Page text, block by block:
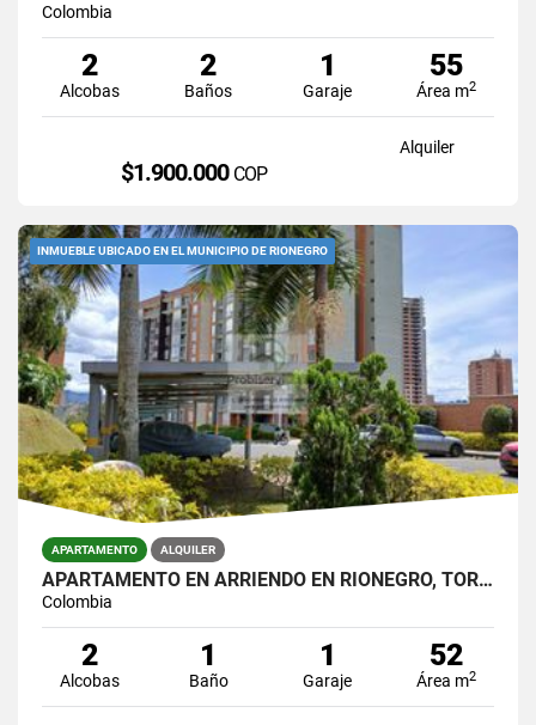
Colombia
2
Alcobas
2
Baños
1
Garaje
55
Área m2
Alquiler
$1.900.000 COP
INMUEBLE UBICADO EN EL MUNICIPIO DE RIONEGRO
APARTAMENTO ALQUILER
APARTAMENTO EN ARRIENDO EN RIONEGRO, TORRES DEL CAMPO
Colombia
2
Alcobas
1
Baño
1
Garaje
52
Área m2